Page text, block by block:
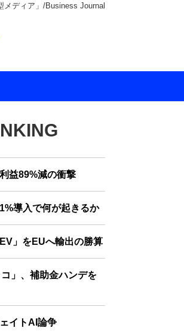
メディア」/Business Journal
益89%減の衝撃
導入で何が起きるか
」をEUへ輸出の勝算
」、補助金ハンデを
イトAI論争
JOURNAL
JOURNAL
JOURNAL